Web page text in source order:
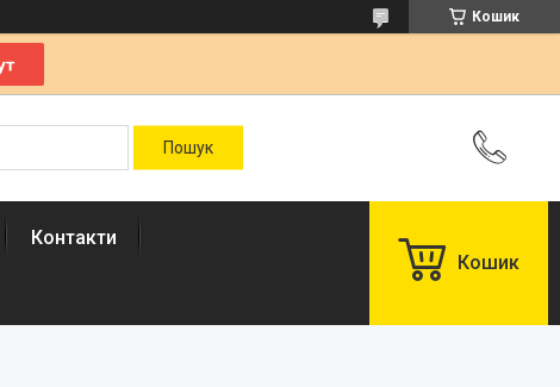
Кошик
Контакти
Кошик